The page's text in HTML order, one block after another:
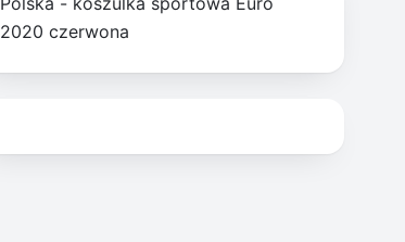
2020 czerwona